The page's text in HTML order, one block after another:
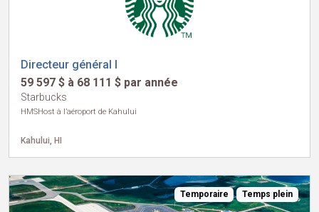
Directeur général I
59 597 $ à 68 111 $ par année
Starbucks
HMSHost à l’aéroport de Kahului
Kahului, HI
Temporaire Temps plein